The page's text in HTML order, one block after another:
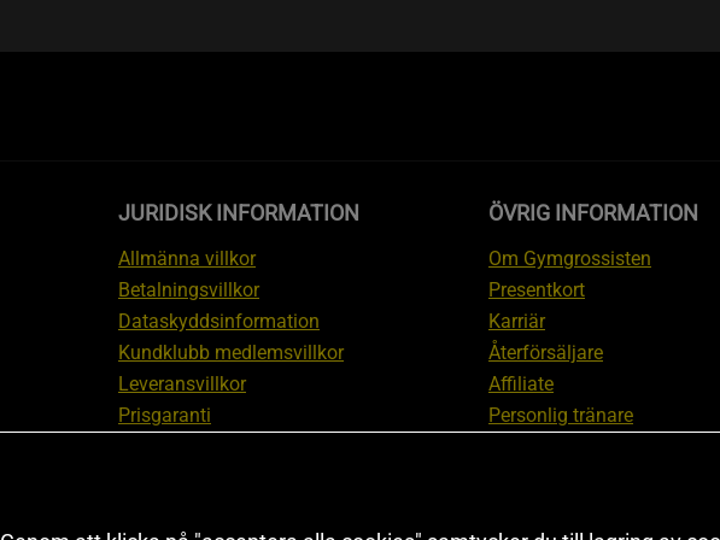
JURIDISK INFORMATION
Allmänna villkor
Betalningsvillkor
Dataskyddsinformation
Kundklubb medlemsvillkor
Leveransvillkor
Prisgaranti
ÖVRIG INFORMATION
Om Gymgrossisten
Presentkort
Karriär
Återförsäljare
Affiliate
Personlig tränare